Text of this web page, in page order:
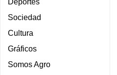
Sociedad
Cultura
Gráficos
Somos Agro